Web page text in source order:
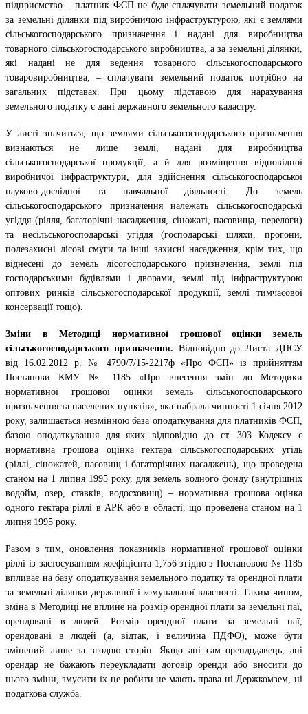
підприємство – платник ФСП не буде сплачувати земельний податок
за земельні ділянки під виробничою інфраструктурою, які є землями
сільськогосподарського призначення і надані для виробництва
товарного сільськогосподарського виробництва, а за земельні ділянки,
які надані не для ведення товарного сільськогосподарського
товаровиробництва, – сплачувати земельний податок потрібно на
загальних підставах. При цьому підставою для нарахування
земельного податку є дані державного земельного кадастру.
У листі значиться, що землями сільськогосподарського призначення
визнаються не лише землі, надані для виробництва
сільськогосподарської продукції, а й для розміщення відповідної
виробничої інфраструктури, для здійснення сільськогосподарської
науково-дослідної та навчальної діяльності. До земель
сільськогосподарського призначення належать сільськогосподарські
угіддя (рілля, багаторічні насадження, сіножаті, пасовища, перелоги)
та несільськогосподарські угіддя (господарські шляхи, прогони,
полезахисні лісові смуги та інші захисні насадження, крім тих, що
віднесені до земель лісогосподарського призначення, землі під
господарськими будівлями і дворами, землі під інфраструктурою
оптових ринків сільськогосподарської продукції, землі тимчасової
консервації тощо).
Зміни в Методиці нормативної грошової оцінки земель
сільськогосподарського призначення. Відповідно до Листа ДПСУ
від 16.02.2012 р. № 4790/7/15-2217ф «Про ФСП» із прийняттям
Постанови КМУ № 1185 «Про внесення змін до Методики
нормативної грошової оцінки земель сільськогосподарського
призначення та населених пунктів», яка набрала чинності 1 січня 2012
року, залишається незмінною база оподаткування для платників ФСП,
базою оподаткування для яких відповідно до ст. 303 Кодексу є
нормативна грошова оцінка гектара сільськогосподарських угідь
(ріллі, сіножатей, пасовищ і багаторічних насаджень), що проведена
станом на 1 липня 1995 року, для земель водного фонду (внутрішніх
водойм, озер, ставків, водосховищ) – нормативна грошова оцінка
одного гектара ріллі в АРК або в області, що проведена станом на 1
липня 1995 року.
Разом з тим, оновлення показників нормативної грошової оцінки
ріллі із застосуванням коефіцієнта 1,756 згідно з Постановою № 1185
впливає на базу оподаткування земельного податку та орендної плати
за земельні ділянки державної і комунальної власності. Таким чином,
зміна в Методиці не вплине на розмір орендної плати за земельні паї,
орендовані в людей. Розмір орендної плати за земельні паї,
орендовані в людей (а, відтак, і величина ПДФО), може бути
змінений лише за згодою сторін. Якщо ані сам орендодавець, ані
орендар не бажають переукладати договір оренди або вносити до
нього зміни, змусити їх це робити не мають права ні Держкомзем, ні
податкова служба.